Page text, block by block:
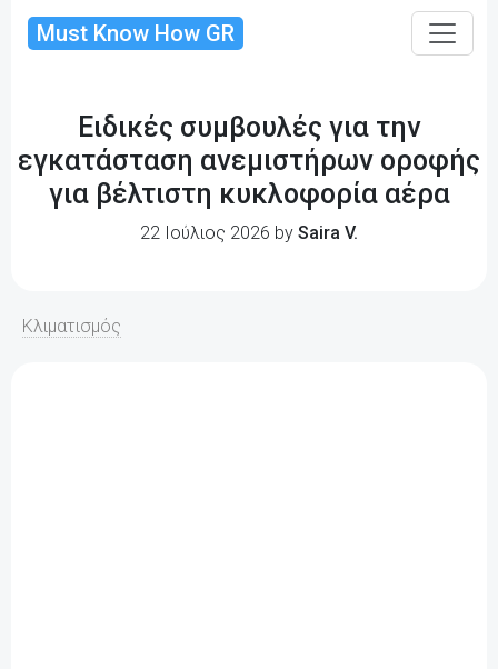
Must Know How GR
Ειδικές συμβουλές για την
εγκατάσταση ανεμιστήρων οροφής
για βέλτιστη κυκλοφορία αέρα
22 Ιούλιος 2026 by Saira V.
Κλιματισμός